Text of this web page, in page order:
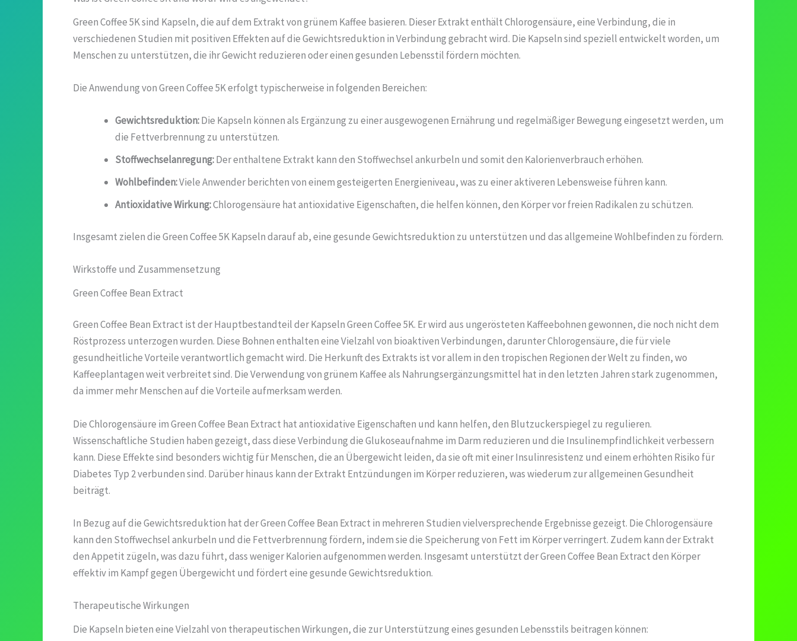
Green Coffee 5K sind Kapseln, die auf dem Extrakt von grünem Kaffee basieren. Dieser Extrakt enthält Chlorogensäure, eine Verbindung, die in
verschiedenen Studien mit positiven Effekten auf die Gewichtsreduktion in Verbindung gebracht wird. Die Kapseln sind speziell entwickelt worden, um
Menschen zu unterstützen, die ihr Gewicht reduzieren oder einen gesunden Lebensstil fördern möchten.
Die Anwendung von Green Coffee 5K erfolgt typischerweise in folgenden Bereichen:
Gewichtsreduktion:Die Kapseln können als Ergänzung zu einer ausgewogenen Ernährung und regelmäßiger Bewegung eingesetzt werden, um
die Fettverbrennung zu unterstützen.
Stoffwechselanregung:Der enthaltene Extrakt kann den Stoffwechsel ankurbeln und somit den Kalorienverbrauch erhöhen.
Wohlbefinden:Viele Anwender berichten von einem gesteigerten Energieniveau, was zu einer aktiveren Lebensweise führen kann.
Antioxidative Wirkung:Chlorogensäure hat antioxidative Eigenschaften, die helfen können, den Körper vor freien Radikalen zu schützen.
Insgesamt zielen die Green Coffee 5K Kapseln darauf ab, eine gesunde Gewichtsreduktion zu unterstützen und das allgemeine Wohlbefinden zu fördern.
Wirkstoffe und Zusammensetzung
Green Coffee Bean Extract
Green Coffee Bean Extract ist der Hauptbestandteil der Kapseln Green Coffee 5K. Er wird aus ungerösteten Kaffeebohnen gewonnen, die noch nicht dem
Röstprozess unterzogen wurden. Diese Bohnen enthalten eine Vielzahl von bioaktiven Verbindungen, darunter Chlorogensäure, die für viele
gesundheitliche Vorteile verantwortlich gemacht wird. Die Herkunft des Extrakts ist vor allem in den tropischen Regionen der Welt zu finden, wo
Kaffeeplantagen weit verbreitet sind. Die Verwendung von grünem Kaffee als Nahrungsergänzungsmittel hat in den letzten Jahren stark zugenommen,
da immer mehr Menschen auf die Vorteile aufmerksam werden.
Die Chlorogensäure im Green Coffee Bean Extract hat antioxidative Eigenschaften und kann helfen, den Blutzuckerspiegel zu regulieren.
Wissenschaftliche Studien haben gezeigt, dass diese Verbindung die Glukoseaufnahme im Darm reduzieren und die Insulinempfindlichkeit verbessern
kann. Diese Effekte sind besonders wichtig für Menschen, die an Übergewicht leiden, da sie oft mit einer Insulinresistenz und einem erhöhten Risiko für
Diabetes Typ 2 verbunden sind. Darüber hinaus kann der Extrakt Entzündungen im Körper reduzieren, was wiederum zur allgemeinen Gesundheit
beiträgt.
In Bezug auf die Gewichtsreduktion hat der Green Coffee Bean Extract in mehreren Studien vielversprechende Ergebnisse gezeigt. Die Chlorogensäure
kann den Stoffwechsel ankurbeln und die Fettverbrennung fördern, indem sie die Speicherung von Fett im Körper verringert. Zudem kann der Extrakt
den Appetit zügeln, was dazu führt, dass weniger Kalorien aufgenommen werden. Insgesamt unterstützt der Green Coffee Bean Extract den Körper
effektiv im Kampf gegen Übergewicht und fördert eine gesunde Gewichtsreduktion.
Therapeutische Wirkungen
Die Kapseln bieten eine Vielzahl von therapeutischen Wirkungen, die zur Unterstützung eines gesunden Lebensstils beitragen können: